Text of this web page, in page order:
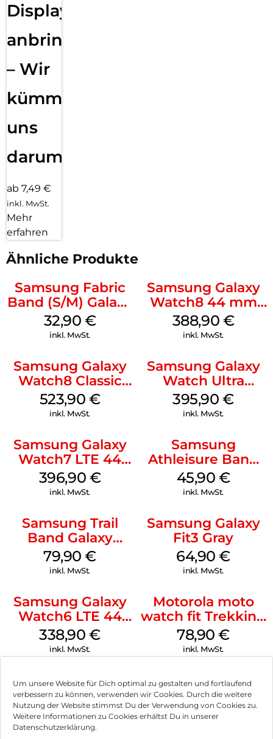
Um unsere Website für Dich optimal zu gestalten und fortlaufend
verbessern zu können, verwenden wir Cookies. Durch die weitere
Nutzung der Website stimmst Du der Verwendung von Cookies zu.
Weitere Informationen zu Cookies erhältst Du in unserer
Datenschutzerklärung.
Displayfolie
anbringen
– Wir
kümmern
uns
darum!
ab 7,49 €
inkl. MwSt.
Mehr
erfahren
Ähnliche Produkte
Samsung Fabric
Band (S/M) Galaxy
Watch8/Watch8
Classic Red
32,90 €
inkl. MwSt.
Samsung Galaxy
Watch8 44 mm
Graphite
388,90 €
inkl. MwSt.
Samsung Galaxy
Watch8 Classic
White
523,90 €
inkl. MwSt.
Samsung Galaxy
Watch Ultra
Titanium Gray
395,90€
inkl. MwSt.
Samsung Galaxy
Watch7 LTE 44
mm Green
396,90 €
inkl. MwSt.
Samsung
Athleisure Band
S/M Galaxy
Watch7 Cream
45,90 €
inkl. MwSt.
Samsung Trail
Band Galaxy
Watch Ultra
Orange
79,90€
inkl. MwSt.
Samsung Galaxy
Fit3 Gray
64,90€
inkl. MwSt.
Samsung Galaxy
Watch6 LTE 44
mm Graphite
338,90€
inkl. MwSt.
Motorola moto
watch fit Trekking
Green
78,90€
inkl. MwSt.
Impressum